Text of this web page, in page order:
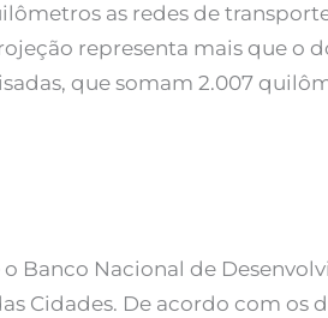
as redes de
representa mais que o
que somam 2.007
Banco Nacional de
Cidades. De acordo com os